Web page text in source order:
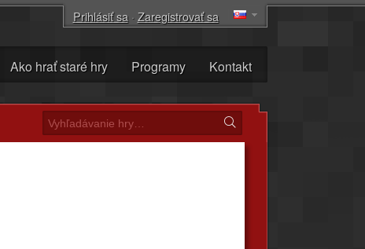
Prihlásiť sa·Zaregistrovať sa
Ako hrať staré hry Programy Kontakt